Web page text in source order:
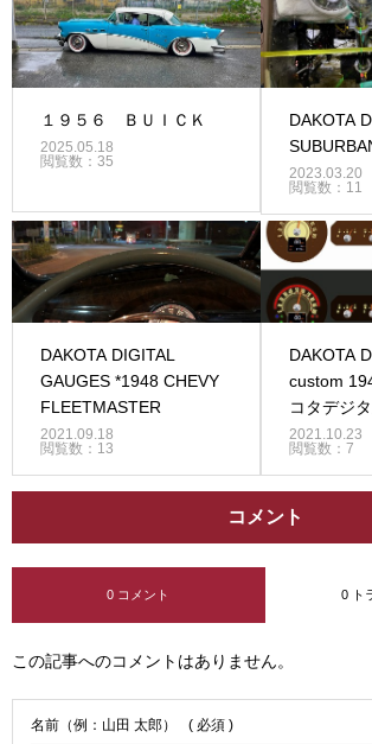
１９５６ ＢＵＩＣＫ
2025.05.18
閲覧数：35
DAKOTA
2023.03.20
閲覧数：11
DAKOTA DIGITAL
GAUGES *1948 CHEVY
FLEETMASTER
2021.09.18
閲覧数：13
DAKOTA
custom
コタデジ
2021.10.23
閲覧数：7
コメント
0 コメント 0 ト
この記事へのコメントはありません。
名前（例：山田 太郎） ( 必須 )